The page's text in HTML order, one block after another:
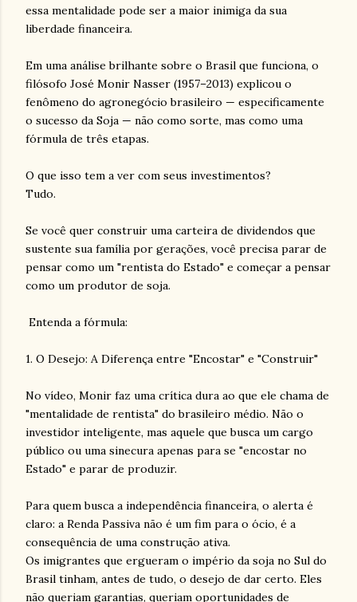
essa mentalidade pode ser a maior inimiga da sua
liberdade financeira.
Em uma análise brilhante sobre o Brasil que funciona, o
filósofo José Monir Nasser (1957–2013) explicou o
fenômeno do agronegócio brasileiro — especificamente
o sucesso da Soja — não como sorte, mas como uma
fórmula de três etapas.
O que isso tem a ver com seus investimentos?
Tudo.
Se você quer construir uma carteira de dividendos que
sustente sua família por gerações, você precisa parar de
pensar como um "rentista do Estado" e começar a pensar
como um produtor de soja.
Entenda a fórmula:
1. O Desejo: A Diferença entre "Encostar" e "Construir"
No vídeo, Monir faz uma crítica dura ao que ele chama de
"mentalidade de rentista" do brasileiro médio. Não o
investidor inteligente, mas aquele que busca um cargo
público ou uma sinecura apenas para se "encostar no
Estado" e parar de produzir.
Para quem busca a independência financeira, o alerta é
claro: a Renda Passiva não é um fim para o ócio, é a
consequência de uma construção ativa.
Os imigrantes que ergueram o império da soja no Sul do
Brasil tinham, antes de tudo, o desejo de dar certo. Eles
não queriam garantias, queriam oportunidades de